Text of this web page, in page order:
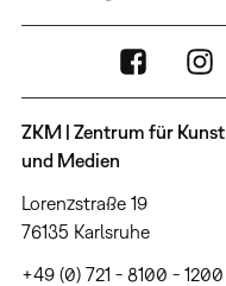
ZKM | Zentrum für Kunst
und Medien
Lorenzstraße 19
76135 Karlsruhe
+49 (0) 721 - 8100 - 1200